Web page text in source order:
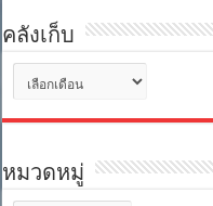
คลังเก็บ
เก็บ
หมวดหมู่